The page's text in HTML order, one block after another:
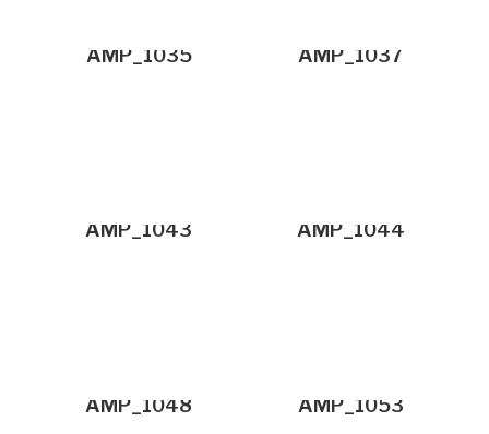
AMP_1035 AMP_1037
AMP_1043 AMP_1044
AMP_1048 AMP_1053